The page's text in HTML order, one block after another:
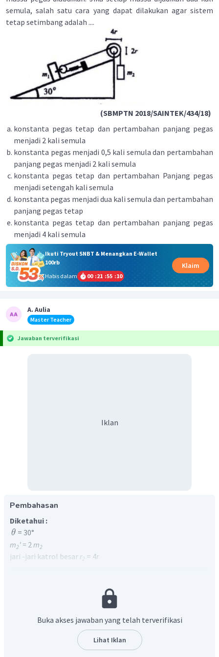
semula, salah satu cara yang dapat dilakukan agar sistem
tetap setimbang adalah ....
(SBMPTN 2018/SAINTEK/434/18)
konstanta pegas tetap dan pertambahan panjang pegas
menjadi 2 kali semula
konstanta pegas menjadi 0,5 kali semula dan pertambahan
panjang pegas menjadi 2 kali semula
konstanta pegas tetap dan pertambahan Panjang pegas
menjadi setengah kali semula
konstanta pegas menjadi dua kali semula dan pertambahan
panjang pegas tetap
konstanta pegas tetap dan pertambahan panjang pegas
menjadi 4 kali semula
Ikuti Tryout SNBT & Menangkan E-Wallet
100rb
Habis dalam
00 :21 :55 :10
Klaim
A. Aulia
Master Teacher
Jawaban terverifikasi
Iklan
Pembahasan
Diketahui :
θ = 30°
m2' = 2 m2
jari -jari katrol besar r2 = 4r
salah satu cara yang dapat dilakukan agar sistem tetap
Perhatikan gambar uraian gaya di bawah ini
Buka akses jawaban yang telah terverifikasi
Lihat Iklan